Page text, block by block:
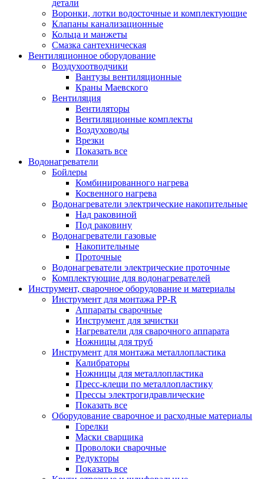
детали
Воронки, лотки водосточные и комплектующие
Клапаны канализационные
Кольца и манжеты
Смазка сантехническая
Вентиляционное оборудование
Воздухоотводчики
Вантузы вентиляционные
Краны Маевского
Вентиляция
Вентиляторы
Вентиляционные комплекты
Воздуховоды
Врезки
Показать все
Водонагреватели
Бойлеры
Комбинированного нагрева
Косвенного нагрева
Водонагреватели электрические накопительные
Над раковиной
Под раковину
Водонагреватели газовые
Накопительные
Проточные
Водонагреватели электрические проточные
Комплектующие для водонагревателей
Инструмент, сварочное оборудование и материалы
Инструмент для монтажа PP-R
Аппараты сварочные
Инструмент для зачистки
Нагреватели для сварочного аппарата
Ножницы для труб
Инструмент для монтажа металлопластика
Калибраторы
Ножницы для металлопластика
Пресс-клещи по металлопластику
Прессы электрогидравлические
Показать все
Оборудование сварочное и расходные материалы
Горелки
Маски сварщика
Проволоки сварочные
Редукторы
Показать все